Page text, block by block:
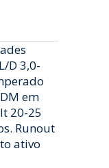
D 3,0-
em
20-25
Runout
ativo